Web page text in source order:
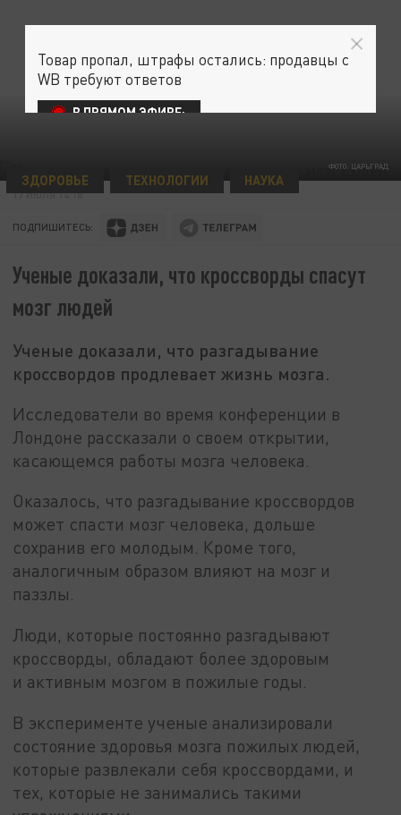
ФОТО: ЦАРЬГРАД
ЗДОРОВЬЕ ТЕХНОЛОГИИ НАУКА
17 ИЮЛЯ 14:18
ПОДПИШИТЕСЬ:
Ученые доказали, что кроссворды спасут
мозг людей
Ученые доказали, что разгадывание
кроссвордов продлевает жизнь мозга.
Исследователи во время конференции в
Лондоне рассказали о своем открытии,
касающемся работы мозга человека.
Оказалось, что разгадывание кроссвордов
может спасти мозг человека, дольше
сохранив его молодым. Кроме того,
аналогичным образом влияют на мозг и
паззлы.
Люди, которые постоянно разгадывают
кроссворды, обладают более здоровым
и активным мозгом в пожилые годы.
В эксперименте ученые анализировали
состояние здоровья мозга пожилых людей,
которые развлекали себя кроссвордами, и
тех, которые не занимались такими
Товар пропал, штрафы остались: продавцы с
WB требуют ответов
В ПРЯМОМ ЭФИРЕ: